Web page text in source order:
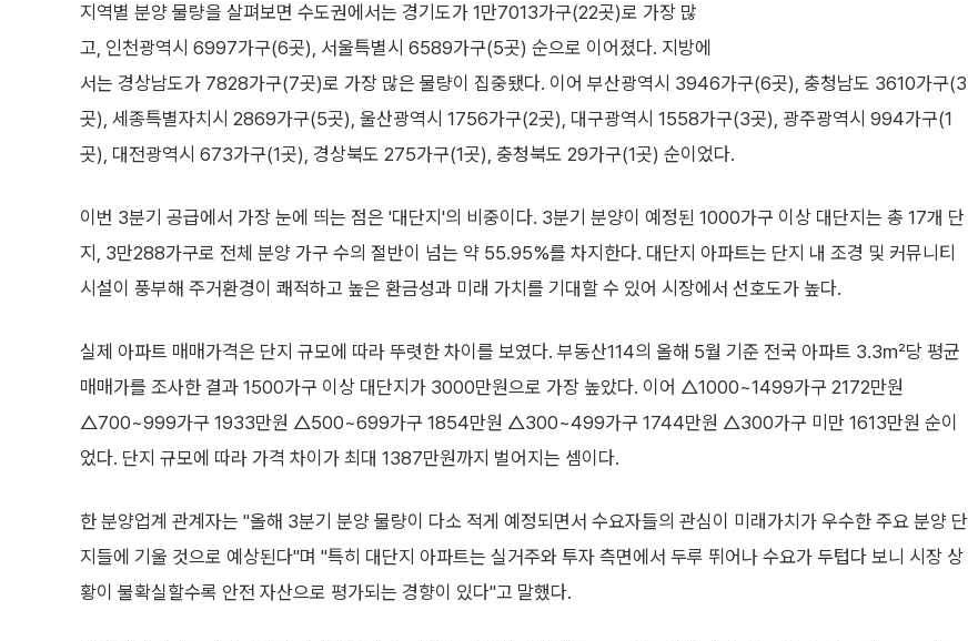
지역별 분양 물량을 살펴보면 수도권에서는 경기도가 1만7013가구(22곳)로 가장 많
고, 인천광역시 6997가구(6곳), 서울특별시 6589가구(5곳) 순으로 이어졌다. 지방에
서는 경상남도가 7828가구(7곳)로 가장 많은 물량이 집중됐다. 이어 부산광역시 3946가구(6곳), 충청남도 3610가구(3
곳), 세종특별자치시 2869가구(5곳), 울산광역시 1756가구(2곳), 대구광역시 1558가구(3곳), 광주광역시 994가구(1
곳), 대전광역시 673가구(1곳), 경상북도 275가구(1곳), 충청북도 29가구(1곳) 순이었다.
이번 3분기 공급에서 가장 눈에 띄는 점은 '대단지'의 비중이다. 3분기 분양이 예정된 1000가구 이상 대단지는 총 17개 단
지, 3만288가구로 전체 분양 가구 수의 절반이 넘는 약 55.95%를 차지한다. 대단지 아파트는 단지 내 조경 및 커뮤니티
시설이 풍부해 주거환경이 쾌적하고 높은 환금성과 미래 가치를 기대할 수 있어 시장에서 선호도가 높다.
실제 아파트 매매가격은 단지 규모에 따라 뚜렷한 차이를 보였다. 부동산114의 올해 5월 기준 전국 아파트 3.3㎡당 평균
매매가를 조사한 결과 1500가구 이상 대단지가 3000만원으로 가장 높았다. 이어 △1000~1499가구 2172만원
△700~999가구 1933만원 △500~699가구 1854만원 △300~499가구 1744만원 △300가구 미만 1613만원 순이
었다. 단지 규모에 따라 가격 차이가 최대 1387만원까지 벌어지는 셈이다.
한 분양업계 관계자는 "올해 3분기 분양 물량이 다소 적게 예정되면서 수요자들의 관심이 미래가치가 우수한 주요 분양 단
지들에 기울 것으로 예상된다"며 "특히 대단지 아파트는 실거주와 투자 측면에서 두루 뛰어나 수요가 두텁다 보니 시장 상
황이 불확실할수록 안전 자산으로 평가되는 경향이 있다"고 말했다.